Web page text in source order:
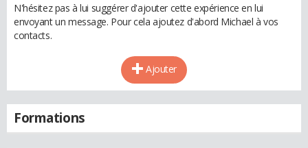
N'hésitez pas à lui suggérer d'ajouter cette expérience en lui
envoyant un message. Pour cela ajoutez d'abord Michael à vos
contacts.
Ajouter
Formations